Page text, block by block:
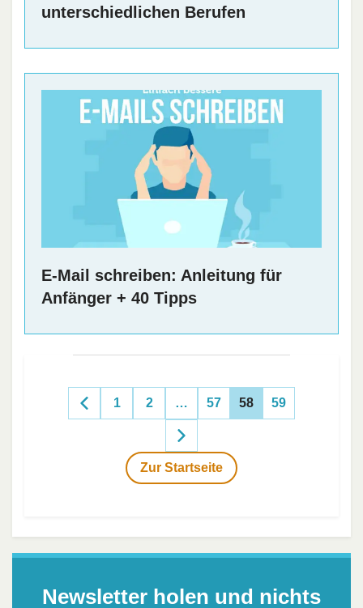
unterschiedlichen Berufen
E-Mail schreiben: Anleitung für
Anfänger + 40 Tipps
1 2 … 57 58 59
Zur Startseite
Newsletter holen und nichts